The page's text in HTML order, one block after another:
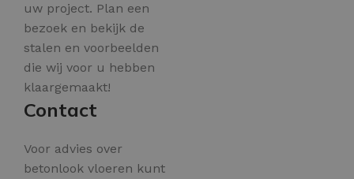
uw project. Plan een
bezoek en bekijk de
stalen en voorbeelden
die wij voor u hebben
klaargemaakt!
Contact
Voor advies over
betonlook vloeren kunt